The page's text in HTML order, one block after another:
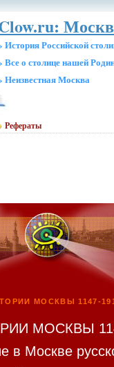
История Российской
Все о столице нашей
Неизвестная Москва
Рефераты
МОСКВЫ 1147-
в Москве